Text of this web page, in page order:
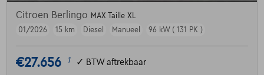
Citroen Berlingo MAX Taille XL
01/2026
15 km Diesel Manueel 96 kW ( 131 PK )
€27.656 1 ✓ BTW aftrekbaar